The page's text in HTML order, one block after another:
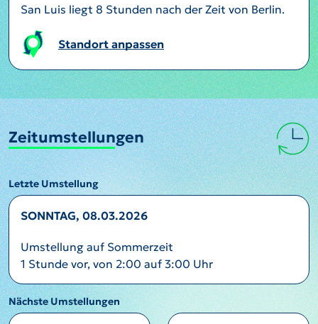
San Luis liegt 8 Stunden nach der Zeit von Berlin.
Standort anpassen
Zeitumstellungen
Letzte Umstellung
SONNTAG, 08.03.2026
Umstellung auf Sommerzeit
1 Stunde vor, von 2:00 auf 3:00 Uhr
Nächste Umstellungen